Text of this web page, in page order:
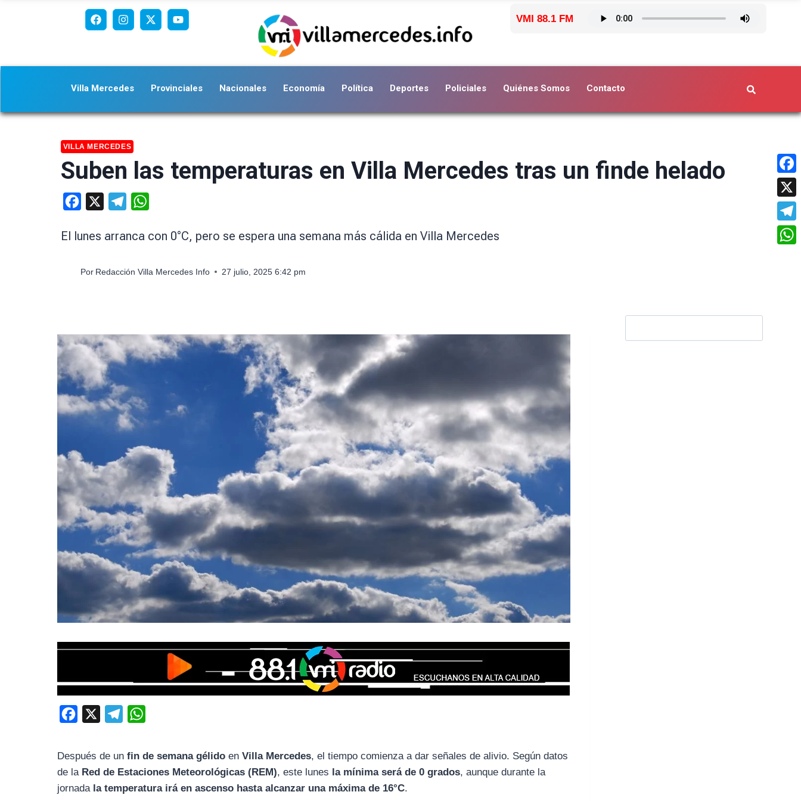
VMI 88.1 FM
Villa Mercedes Provinciales Nacionales Economía Política Deportes Policiales Quiénes Somos Contacto
VILLA MERCEDES
Suben las temperaturas en Villa Mercedes tras un finde helado
Facebook Telegram
El lunes arranca con 0°C, pero se espera una semana más cálida en Villa Mercedes
Por Redacción Villa Mercedes Info 27 julio, 2025 6:42 pm
e
b
e
g
t
s
Después de unfin de semana gélido enVilla Mercedes, el tiempo comienza a dar señales de alivio. Según datos
de la Red de Estaciones Meteorológicas (REM), este lunes la mínima será de 0 grados, aunque durante la
jornada la temperatura irá en ascenso hasta alcanzar una máxima de 16°C.
X